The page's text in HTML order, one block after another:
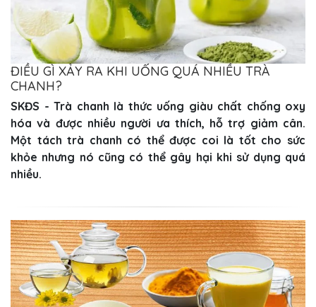
ĐIỀU GÌ XẢY RA KHI UỐNG QUÁ NHIỀU TRÀ
CHANH?
SKĐS - Trà chanh là thức uống giàu chất chống oxy
hóa và được nhiều người ưa thích, hỗ trợ giảm cân.
Một tách trà chanh có thể được coi là tốt cho sức
khỏe nhưng nó cũng có thể gây hại khi sử dụng quá
nhiều.